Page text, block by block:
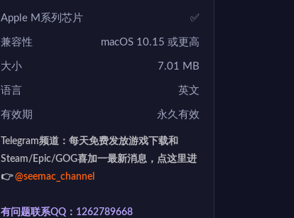
Apple M系列芯片 ✅
兼容性 macOS 10.15 或更高
大小 7.01 MB
语言 英文
有效期 永久有效
Telegram频道：每天免费发放游戏下载和
Steam/Epic/GOG喜加一最新消息，点这里进
👉@seemac_channel
有问题联系QQ：1262789668